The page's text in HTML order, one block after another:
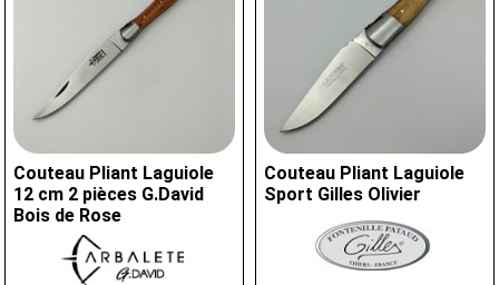
Couteau Pliant Laguiole
12 cm 2 pièces G.David
Bois de Rose
Couteau Pliant Laguiole
Sport Gilles Olivier